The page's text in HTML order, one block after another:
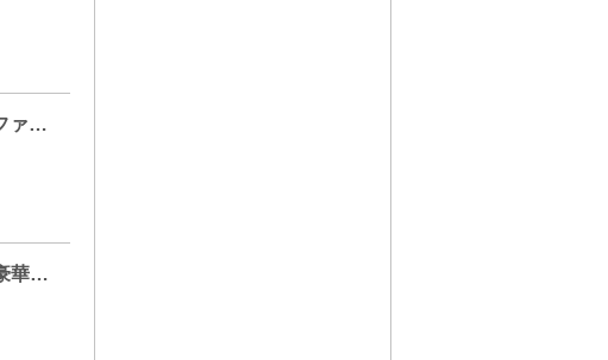
BTSデビュー10周年記念！「BTS 10th Anniversary FESTA - Mnet」ファン必見の見応えたっぷりのコンテンツをお届け！
TAEYANG (BIGBANG・SOL)、LISA (BLACKPINK)・Jimin (BTS)ら豪華アーティスト参加のNEW EP ALBUM [Down to Earth]をリリース!「Shoong! (feat. LISA of BLACKPINK)」・「Seed」ミュージックビデオ公開!!